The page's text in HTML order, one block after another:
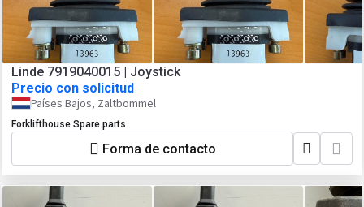
Linde 7919040015 | Joystick
Precio con solicitud
Países Bajos, Zaltbommel
Forklifthouse Spare parts
Forma de contacto